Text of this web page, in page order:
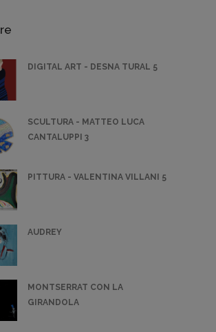
DIGITAL ART - DESNA TURAL 5
SCULTURA - MATTEO LUCA
CANTALUPPI 3
PITTURA - VALENTINA VILLANI 5
AUDREY
MONTSERRAT CON LA
GIRANDOLA